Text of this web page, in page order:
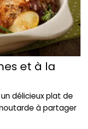
et à la
délicieux plat de
à partager